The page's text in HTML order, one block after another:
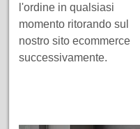
l'ordine in qualsiasi
momento ritorando sul
nostro sito ecommerce
successivamente.